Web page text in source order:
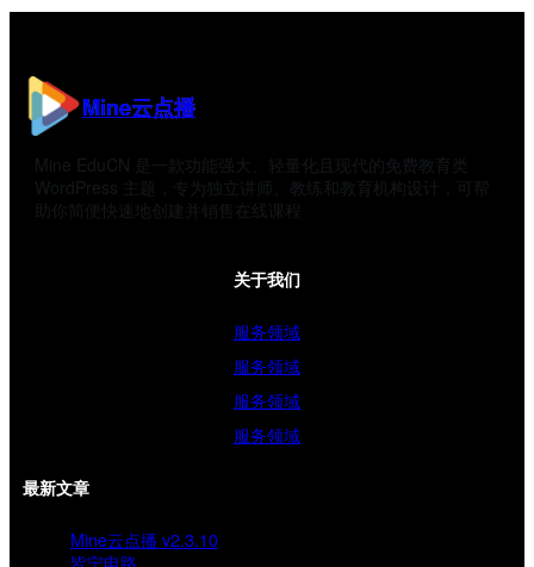
Mine云点播
Mine EduCN 是一款功能强大、轻量化且现代的免费教育类
WordPress 主题，专为独立讲师、教练和教育机构设计，可帮
助你简便快速地创建并销售在线课程
关于我们
服务领域
服务领域
服务领域
服务领域
最新文章
Mine云点播 v2.3.10
皆宁电路